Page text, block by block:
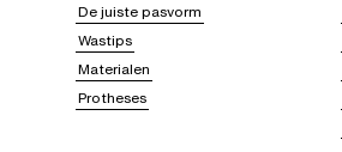
De juiste pasvorm
Wastips
Materialen
Protheses